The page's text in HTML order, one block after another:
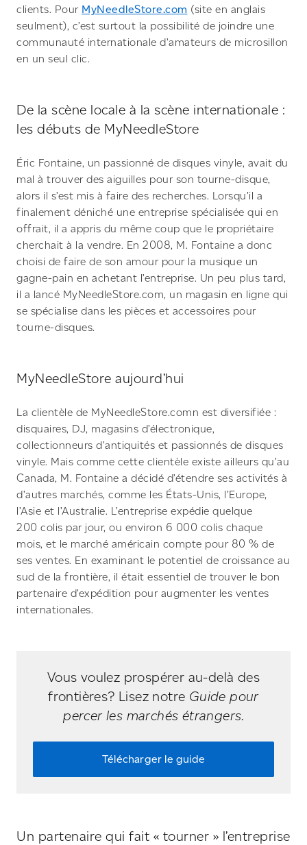
clients. Pour MyNeedleStore.com (site en anglais
seulment), c’est surtout la possibilité de joindre une
communauté internationale d’amateurs de microsillon
en un seul clic.
De la scène locale à la scène internationale :
les débuts de MyNeedleStore
Éric Fontaine, un passionné de disques vinyle, avait du
mal à trouver des aiguilles pour son tourne-disque,
alors il s’est mis à faire des recherches. Lorsqu’il a
finalement déniché une entreprise spécialisée qui en
offrait, il a appris du même coup que le propriétaire
cherchait à la vendre. En 2008, M. Fontaine a donc
choisi de faire de son amour pour la musique un
gagne-pain en achetant l’entreprise. Un peu plus tard,
il a lancé MyNeedleStore.com, un magasin en ligne qui
se spécialise dans les pièces et accessoires pour
tourne-disques.
MyNeedleStore aujourd’hui
La clientèle de MyNeedleStore.comn est diversifiée :
disquaires, DJ, magasins d’électronique,
collectionneurs d’antiquités et passionnés de disques
vinyle. Mais comme cette clientèle existe ailleurs qu’au
Canada, M. Fontaine a décidé d’étendre ses activités à
d’autres marchés, comme les États-Unis, l’Europe,
l’Asie et l’Australie. L’entreprise expédie quelque
200 colis par jour, ou environ 6 000 colis chaque
mois, et le marché américain compte pour 80 % de
ses ventes. En examinant le potentiel de croissance au
sud de la frontière, il était essentiel de trouver le bon
partenaire d’expédition pour augmenter les ventes
internationales.
Vous voulez prospérer au-delà des
frontières? Lisez notre Guide pour
percer les marchés étrangers.
Télécharger le guide
Un partenaire qui fait « tourner » l’entreprise